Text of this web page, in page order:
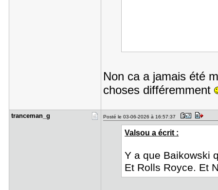
Non ca a jamais été
choses différemment
tranceman_​g Posté le 03-06-2026 à 16:57:37
Valsou a écrit :
Y a que Baikowski
Et Rolls Royce. Et